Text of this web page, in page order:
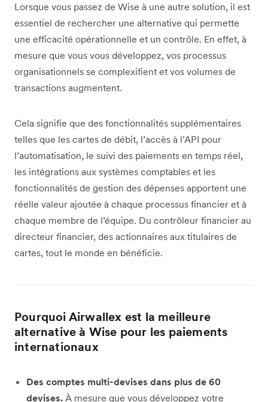
Lorsque vous passez de Wise à une autre solution, il est
essentiel de rechercher une alternative qui permette
une efficacité opérationnelle et un contrôle. En effet, à
mesure que vous vous développez, vos processus
organisationnels se complexifient et vos volumes de
transactions augmentent.
Cela signifie que des fonctionnalités supplémentaires
telles que les cartes de débit, l’accès à l’API pour
l’automatisation, le suivi des paiements en temps réel,
les intégrations aux systèmes comptables et les
fonctionnalités de gestion des dépenses apportent une
réelle valeur ajoutée à chaque processus financier et à
chaque membre de l’équipe. Du contrôleur financier au
directeur financier, des actionnaires aux titulaires de
cartes, tout le monde en bénéficie.
Pourquoi Airwallex est la meilleure
alternative à Wise pour les paiements
internationaux
Des comptes multi-devises dans plus de 60
devises. À mesure que vous développez votre